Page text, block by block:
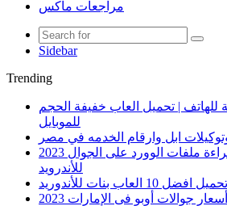
مراجعات ماكس
Sidebar
Trending
للهاتف | تحميل العاب خفيفة الحجم
للموبايل
ابل وارقام الخدمه في مصر
أفضل 5 تطبيقات لقراءة ملفات الوورد على الجوال 2023
للأندرويد
تحميل افضل 10 العاب بنات للأندوريد
أسعار جوالات أوبو فى الإمارات 2023